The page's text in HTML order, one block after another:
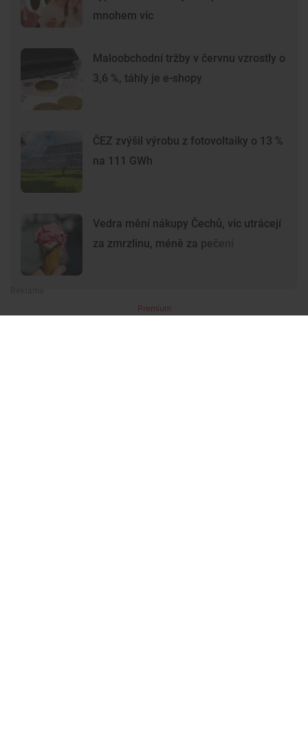
mnohem víc
Maloobchodní tržby v červnu vzrostly o
3,6 %, táhly je e-shopy
ČEZ zvýšil výrobu z fotovoltaiky o 13 %
na 111 GWh
Vedra mění nákupy Čechů, víc utrácejí
za zmrzlinu, méně za pečení
Premium